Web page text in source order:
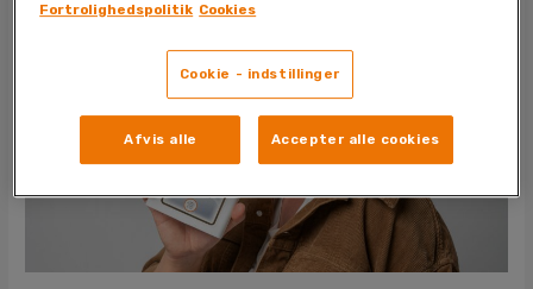
med
Fortrolighedspolitik Cookies
Cookie - indstillinger
Afvis alle Accepter alle cookies